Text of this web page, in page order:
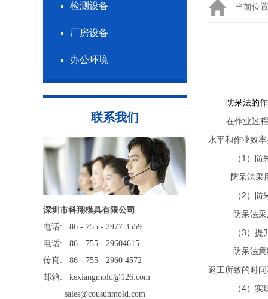
检测设备
厂房设备
办公环境
联系我们
深圳市科翔模具有限公司
电话: 86 - 755 - 2977 3559
电话: 86 - 755 - 29604615
传真: 86 - 755 - 2960 4572
邮箱: kexiangmold@126.com
sales@cousunmold.com
当前位
防呆法的
在作业过
水平和作业效
（1）
防呆法采
（2）
防呆法
（3）
防呆法
返工所致的时
（4）